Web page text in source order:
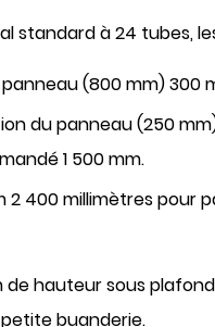
standard à 24 tubes,
(800 mm) 300
du panneau (250
1 500 mm.
2 400 millimètrespour
de hauteur sous plafond
buanderie.